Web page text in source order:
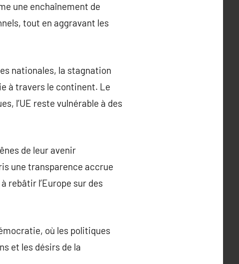
une enchaînement de
tout en aggravant les
nationales, la stagnation
à travers le continent. Le
l’UE reste vulnérable à des
de leur avenir
une transparence accrue
rebâtir l’Europe sur des
où les politiques
et les désirs de la